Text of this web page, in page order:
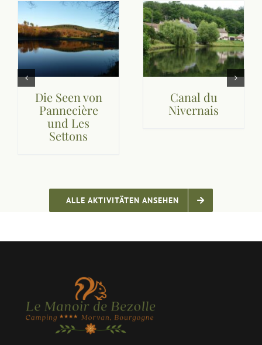
Die Seen von
Pannecière
und Les
Settons
Canal du
Nivernais
ALLE AKTIVITÄTEN ANSEHEN